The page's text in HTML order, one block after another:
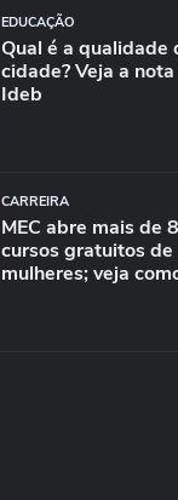
EDUCAÇÃO
Qual é a qualidade
cidade? Veja a
Ideb
CARREIRA
MEC abre mais de
cursos gratuitos
mulheres; veja